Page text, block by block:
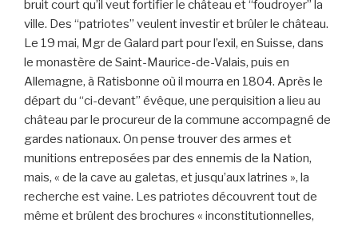
bruit court qu’il veut fortifier le château et “foudroyer” la
ville. Des “patriotes” veulent investir et brûler le château.
Le 19 mai, Mgr de Galard part pour l’exil, en Suisse, dans
le monastère de Saint-Maurice-de-Valais, puis en
Allemagne, à Ratisbonne où il mourra en 1804. Après le
départ du “ci-devant” évêque, une perquisition a lieu au
château par le procureur de la commune accompagné de
gardes nationaux. On pense trouver des armes et
munitions entreposées par des ennemis de la Nation,
mais, « de la cave au galetas, et jusqu’aux latrines », la
recherche est vaine. Les patriotes découvrent tout de
même et brûlent des brochures « inconstitutionnelles,